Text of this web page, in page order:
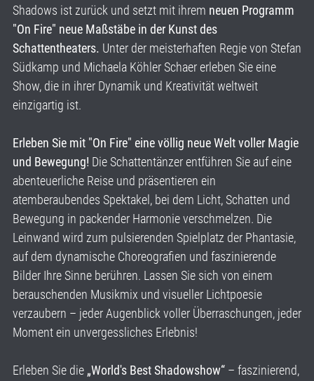
Shadows ist zurück und setzt mit ihrem neuen Programm
"On Fire" neue Maßstäbe in der Kunst des
Schattentheaters. Unter der meisterhaften Regie von Stefan
Südkamp und Michaela Köhler Schaer erleben Sie eine
Show, die in ihrer Dynamik und Kreativität weltweit
einzigartig ist.
Erleben Sie mit "On Fire" eine völlig neue Welt voller Magie
und Bewegung! Die Schattentänzer entführen Sie auf eine
abenteuerliche Reise und präsentieren ein
atemberaubendes Spektakel, bei dem Licht, Schatten und
Bewegung in packender Harmonie verschmelzen. Die
Leinwand wird zum pulsierenden Spielplatz der Phantasie,
auf dem dynamische Choreografien und faszinierende
Bilder Ihre Sinne berühren. Lassen Sie sich von einem
berauschenden Musikmix und visueller Lichtpoesie
verzaubern – jeder Augenblick voller Überraschungen, jeder
Moment ein unvergessliches Erlebnis!
Erleben Sie die „World's Best Shadowshow“ – faszinierend,